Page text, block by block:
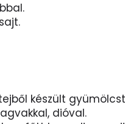
készült
dióval.